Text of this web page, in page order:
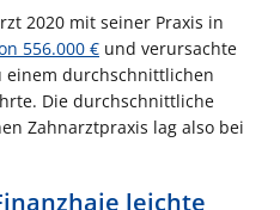
2020 mit seiner Praxis in
556.000 € und verursachte
einem durchschnittlichen
Die durchschnittliche
Zahnarztpraxis lag also bei
leichte